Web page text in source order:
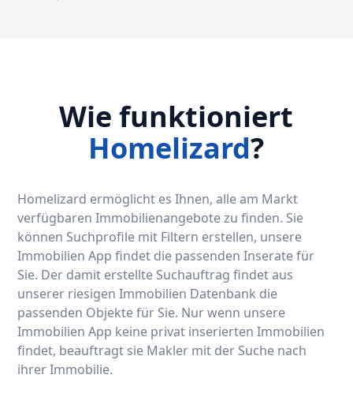
Wie funktioniert
Homelizard?
Homelizard ermöglicht es Ihnen, alle am Markt
verfügbaren Immobilienangebote zu finden. Sie
können Suchprofile mit Filtern erstellen, unsere
Immobilien App findet die passenden Inserate für
Sie. Der damit erstellte Suchauftrag findet aus
unserer riesigen Immobilien Datenbank die
passenden Objekte für Sie. Nur wenn unsere
Immobilien App keine privat inserierten Immobilien
findet, beauftragt sie Makler mit der Suche nach
ihrer Immobilie.